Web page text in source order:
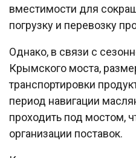
вместимости для
погрузку и перевозку
Однако, в связи с
Крымского моста,
транспортировки
период навигации
проходить под мостом,
организации поставок.